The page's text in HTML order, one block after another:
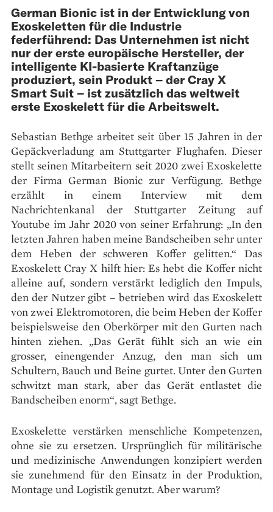
German Bionic ist in der Entwicklung von
Exoskeletten für die Industrie
federführend: Das Unternehmen ist nicht
nur der erste europäische Hersteller, der
intelligente KI-basierte Kraftanzüge
produziert, sein Produkt – der Cray X
Smart Suit – ist zusätzlich das weltweit
erste Exoskelett für die Arbeitswelt.
Sebastian Bethge arbeitet seit über 15 Jahren in der
Gepäckverladung am Stuttgarter Flughafen. Dieser
stellt seinen Mitarbeitern seit 2020 zwei Exoskelette
der Firma German Bionic zur Verfügung. Bethge
erzählt in einem Interview mit dem
Nachrichtenkanal der Stuttgarter Zeitung auf
Youtube im Jahr 2020 von seiner Erfahrung: „In den
letzten Jahren haben meine Band­scheiben sehr unter
dem Heben der schweren Koffer gelitten.“ Das
Exoskelett Cray X hilft hier: Es hebt die Koffer nicht
alleine auf, sondern verstärkt lediglich den Impuls,
den der Nutzer gibt – betrieben wird das Exoskelett
von zwei Elektromotoren, die beim Heben der Koffer
beispielsweise den Oberkörper mit den Gurten nach
hinten ziehen. „Das Gerät fühlt sich an wie ein
grosser, einengender Anzug, den man sich um
Schultern, Bauch und Beine gurtet. Unter den Gurten
schwitzt man stark, aber das Gerät entlastet die
Bandscheiben enorm“, sagt Bethge.
Exoskelette verstärken menschliche Kompetenzen,
ohne sie zu ersetzen. Ursprünglich für militärische
und medizinische Anwendungen konzipiert werden
sie zunehmend für den Einsatz in der Produktion,
Montage und Logistik genutzt. Aber warum?